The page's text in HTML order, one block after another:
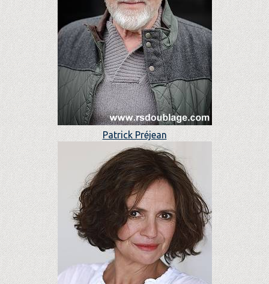
Patrick Préjean